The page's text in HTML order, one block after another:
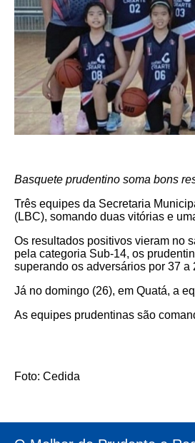
Basquete prudentino soma bons
Três equipes da Secretaria
(LBC), somando duas vitórias e
Os resultados positivos vieram no
pela categoria Sub-14, os
superando os adversários por 37 a
Já no domingo (26), em Quatá, a
As equipes prudentinas são
Foto: Cedida